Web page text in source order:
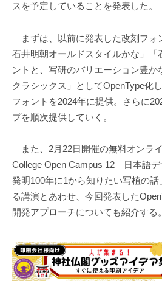
スを予定していることを発表した。
まずは、以前に発表した改刻フォ
石井明朝オールドスタイルかな」「
ントと、写研のバリエーション豊
クラシックス」としてOpenType化
フォントを2024年に提供。さらに
プを順次提供していく。
また、2月22日開催の無料オンラ
College Open Campus 12 日本語
発明100年に1から知りたい写植の
る講演とあわせ、今回発表した
開発アプローチについても紹介する。